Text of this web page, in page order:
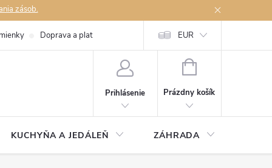
zásob.
Doprava a platby Podmienky ochrany osobných údajov
EUR
Prihlásenie
NÁKUPNÝ
Prázdny košík
KUCHYŇA A JEDÁLEŇ ZÁHRADA